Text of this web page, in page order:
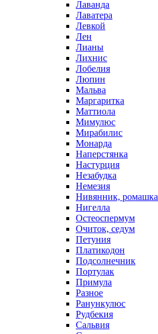
Лаванда
Лаватера
Левкой
Лен
Лианы
Лихнис
Лобелия
Люпин
Мальва
Маргаритка
Маттиола
Мимулюс
Мирабилис
Монарда
Наперстянка
Настурция
Незабудка
Немезия
Нивянник, ромашка
Нигелла
Остеоспермум
Очиток, седум
Петуния
Платикодон
Подсолнечник
Портулак
Примула
Разное
Ранункулюс
Рудбекия
Сальвия